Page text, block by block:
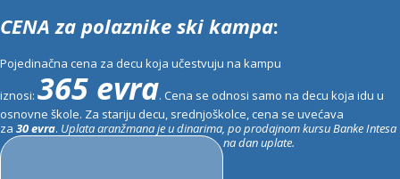
CENA za polaznike ski kampa:
Pojedinačna cena za decu koja učestvuju na kampu
iznosi: 365 evra. Cena se odnosi samo na decu koja idu u
osnovne škole. Za stariju decu, srednjoškolce, cena se uvećava
za 30 evra. Uplata aranžmana je u dinarima, po prodajnom kursu Banke Intesa
na dan uplate.